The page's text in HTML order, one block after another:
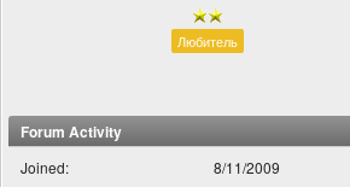
Любитель
Forum Activity
Joined:
8/11/2009